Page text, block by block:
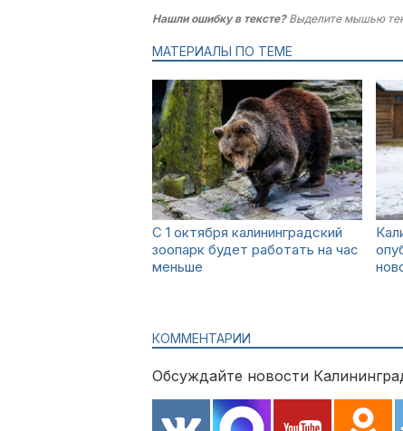
Нашли ошибку в тексте?Выделите мышью
МАТЕРИАЛЫ ПО ТЕМЕ
С 1 октября калининградский
зоопарк будет работать на час
меньше
КОММЕНТАРИИ
Обсуждайте новости